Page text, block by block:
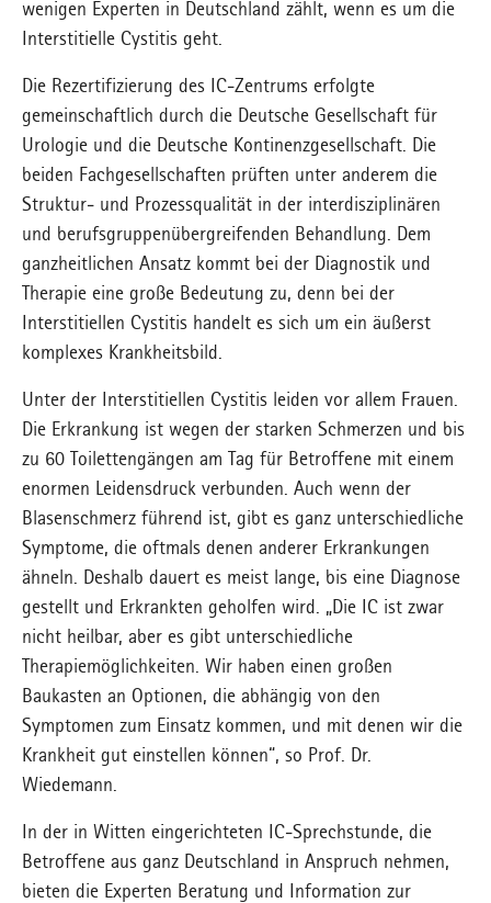
wenigen Experten in Deutschland zählt, wenn es um die
Interstitielle Cystitis geht.
Die Rezertifizierung des IC-Zentrums erfolgte
gemeinschaftlich durch die Deutsche Gesellschaft für
Urologie und die Deutsche Kontinenzgesellschaft. Die
beiden Fachgesellschaften prüften unter anderem die
Struktur- und Prozessqualität in der interdisziplinären
und berufsgruppenübergreifenden Behandlung. Dem
ganzheitlichen Ansatz kommt bei der Diagnostik und
Therapie eine große Bedeutung zu, denn bei der
Interstitiellen Cystitis handelt es sich um ein äußerst
komplexes Krankheitsbild.
Unter der Interstitiellen Cystitis leiden vor allem Frauen.
Die Erkrankung ist wegen der starken Schmerzen und bis
zu 60 Toilettengängen am Tag für Betroffene mit einem
enormen Leidensdruck verbunden. Auch wenn der
Blasenschmerz führend ist, gibt es ganz unterschiedliche
Symptome, die oftmals denen anderer Erkrankungen
ähneln. Deshalb dauert es meist lange, bis eine Diagnose
gestellt und Erkrankten geholfen wird. „Die IC ist zwar
nicht heilbar, aber es gibt unterschiedliche
Therapiemöglichkeiten. Wir haben einen großen
Baukasten an Optionen, die abhängig von den
Symptomen zum Einsatz kommen, und mit denen wir die
Krankheit gut einstellen können“, so Prof. Dr.
Wiedemann.
In der in Witten eingerichteten IC-Sprechstunde, die
Betroffene aus ganz Deutschland in Anspruch nehmen,
bieten die Experten Beratung und Information zur